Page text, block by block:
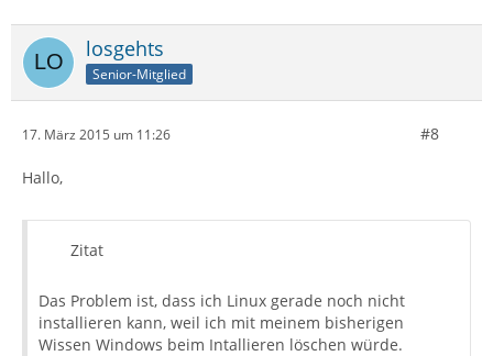
losgehts
Senior-Mitglied
17. März 2015 um 11:26 #8
Hallo,
Zitat
Das Problem ist, dass ich Linux gerade noch nicht
installieren kann, weil ich mit meinem bisherigen
Wissen Windows beim Intallieren löschen würde.